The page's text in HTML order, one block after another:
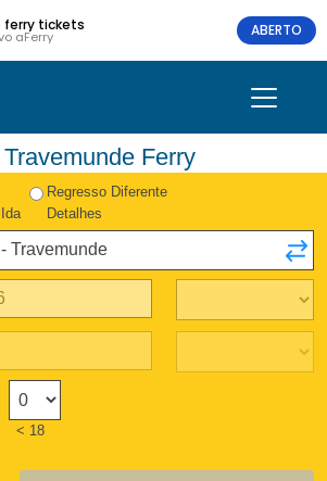
ferry tickets
aFerry ABERTO
Ferry
Regresso Diferente
Detalhes
< 18